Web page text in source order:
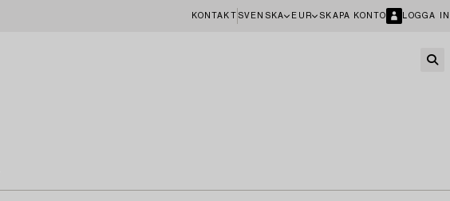
KONTAKT SVENSKA EUR SKAPA KONTO LOGGA IN